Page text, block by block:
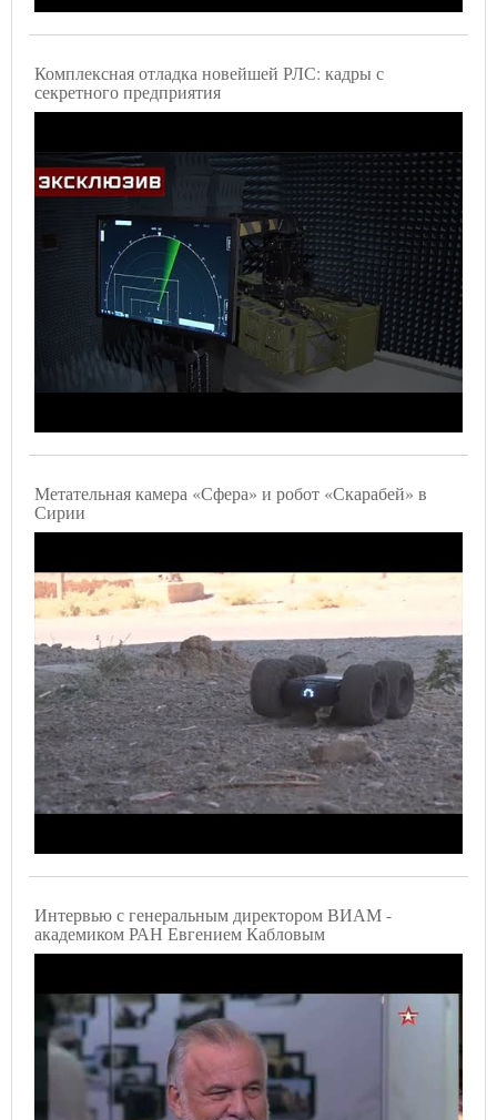
Комплексная отладка новейшей РЛС: кадры с
секретного предприятия
Метательная камера «Сфера» и робот «Скарабей» в
Сирии
Интервью с генеральным директором ВИАМ -
академиком РАН Евгением Кабловым